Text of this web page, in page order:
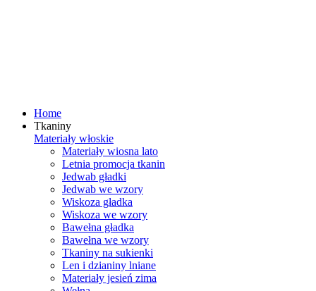
Home
Tkaniny
Materiały włoskie
Materiały wiosna lato
Letnia promocja tkanin
Jedwab gładki
Jedwab we wzory
Wiskoza gładka
Wiskoza we wzory
Bawełna gładka
Bawełna we wzory
Tkaniny na sukienki
Len i dzianiny lniane
Materiały jesień zima